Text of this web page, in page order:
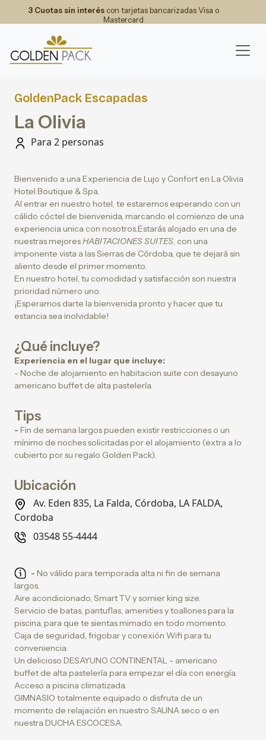
3 Cuotas sin interéscon tarjetas bancarizadas Visa o
Mastercard
GoldenPack Escapadas
La Olivia
Para 2 personas
Bienvenido a una Experiencia de Lujo y Confort en La Olivia
Hotel Boutique & Spa.
Al entrar en nuestro hotel, te estaremos esperando con un
cálido cóctel de bienvenida, marcando el comienzo de una
experiencia unica con nosotros.Estarás alojado en una de
nuestras mejoresHABITACIONES SUITES, con una
imponente vista a las Sierras de Córdoba, que te dejará sin
aliento desde el primer momento.
En nuestro hotel, tu comodidad y satisfacción son nuestra
prioridad número uno.
¡Esperamos darte la bienvenida pronto y hacer que tu
estancia sea inolvidable!
¿Qué incluye?
Experiencia en el lugar que incluye:
- Noche de alojamiento en habitacion suite con desayuno
americano buffet de alta pastelería.
Tips
- Fin de semana largos pueden existir restricciones o un
mínimo de noches solicitadas por el alojamiento (extra a lo
cubierto por su regalo Golden Pack).
Ubicación
Av. Eden 835, La Falda, Córdoba, LA FALDA,
Cordoba
03548 55-4444
- No válido para temporada alta ni fin de semana
largos.
Aire acondicionado, Smart TV y somier king size.
Servicio de batas, pantuflas, amenities y toallones para la
piscina, para que te sientas mimado en todo momento.
Caja de seguridad, frigobar y conexión Wifi para tu
conveniencia.
Un delicioso DESAYUNO CONTINENTAL - americano
buffet de alta pastelería para empezar el día con energía.
Acceso a piscina climatizada.
GIMNASIO totalmente equipado o disfruta de un
momento de relajación en nuestro SAUNA seco o en
nuestra DUCHA ESCOCESA.